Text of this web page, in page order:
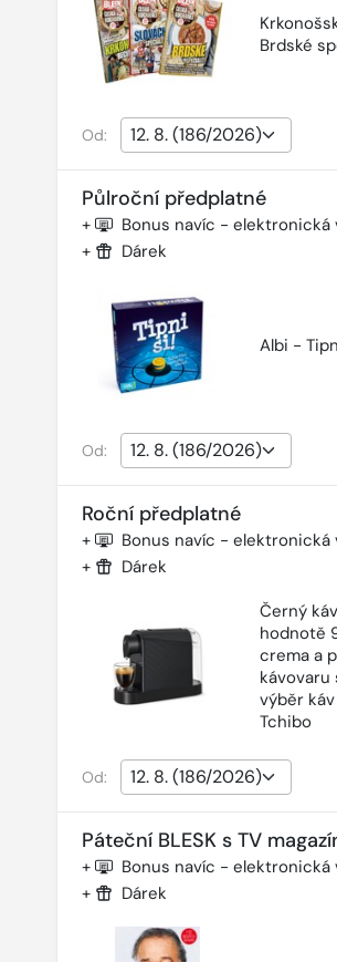
Brdské
Od:
Půlroční předplatné
+ Bonus navíc - elektronická
+ Dárek
Albi -
Od:
Roční předplatné
+ Bonus navíc - elektronická
+
Dárek
Černý
hodnotě
crema a
kávovaru
výběr
Tchibo
Od:
Páteční BLESK s TV
+ Bonus navíc - elektronická
+ Dárek